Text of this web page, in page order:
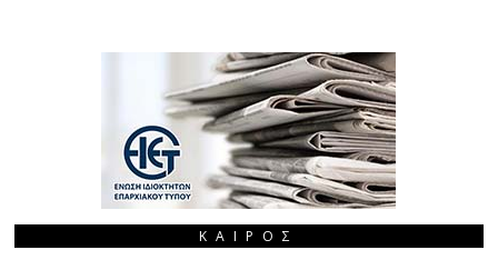
ΚΑΙΡΌΣ